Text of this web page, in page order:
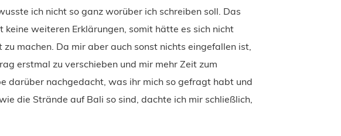
ich nicht so ganz worüber ich schreiben soll. Das
keine weiteren Erklärungen, somit hätte es sich nicht
machen. Da mir aber auch sonst nichts eingefallen ist,
erstmal zu verschieben und mir mehr Zeit zum
darüber nachgedacht, was ihr mich so gefragt habt und
die Strände auf Bali so sind, dachte ich mir schließlich,